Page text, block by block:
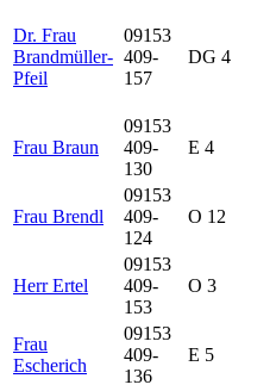
Dr. Frau
Brandmüller-
Pfeil
09153
409-
157
DG 4
Frau Braun
09153
409-
130
E 4
Frau Brendl
09153
409-
124
O 12
Herr Ertel
09153
409-
153
O 3
Frau
Escherich
09153
409-
136
E 5